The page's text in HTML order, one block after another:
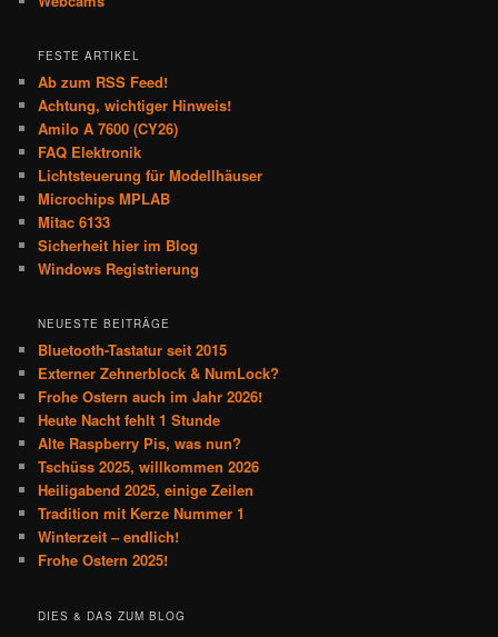
FESTE ARTIKEL
Ab zum RSS Feed!
Achtung, wichtiger Hinweis!
Amilo A 7600 (CY26)
FAQ Elektronik
Lichtsteuerung für Modellhäuser
Microchips MPLAB
Mitac 6133
Sicherheit hier im Blog
Windows Registrierung
NEUESTE BEITRÄGE
Bluetooth-Tastatur seit 2015
Externer Zehnerblock & NumLock?
Frohe Ostern auch im Jahr 2026!
Heute Nacht fehlt 1 Stunde
Alte Raspberry Pis, was nun?
Tschüss 2025, willkommen 2026
Heiligabend 2025, einige Zeilen
Tradition mit Kerze Nummer 1
Winterzeit – endlich!
Frohe Ostern 2025!
DIES & DAS ZUM BLOG